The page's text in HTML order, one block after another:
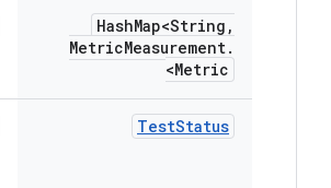
HashMap<String ,
MetricMeasurement.
Metric>
TestStatus